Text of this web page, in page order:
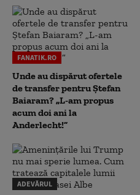
FANATIK.RO
Unde au dispărut ofertele
de transfer pentru Ștefan
Baiaram? „L-am propus
acum doi ani la
Anderlecht!”
ADEVĂRUL